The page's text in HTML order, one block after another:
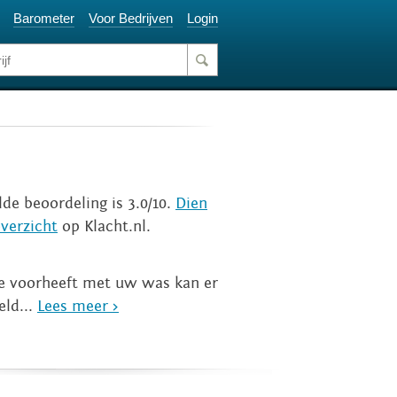
Barometer Voor Bedrijven Login
beoordeling is 3.0/10. Dien
op Klacht.nl.
voorheeft met uw was kan er
Lees meer >